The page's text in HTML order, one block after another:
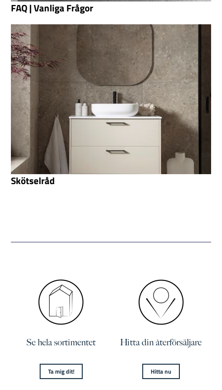
FAQ | Vanliga Frågor
Skötselråd
Se hela sortimentet
Ta mig dit!
Hitta din återförsäljare
Hitta nu